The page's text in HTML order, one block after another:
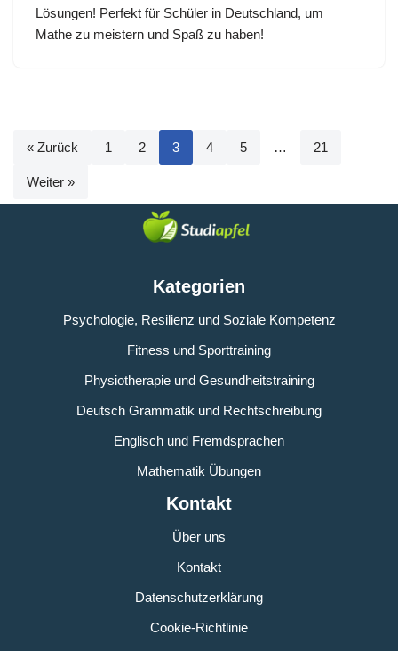
Lösungen! Perfekt für Schüler in Deutschland, um
Mathe zu meistern und Spaß zu haben!
« Zurück 1 2 3 4 5 … 21
Weiter »
Kategorien
Psychologie, Resilienz und Soziale Kompetenz
Fitness und Sporttraining
Physiotherapie und Gesundheitstraining
Deutsch Grammatik und Rechtschreibung
Englisch und Fremdsprachen
Mathematik Übungen
Kontakt
Über uns
Kontakt
Datenschutzerklärung
Cookie-Richtlinie